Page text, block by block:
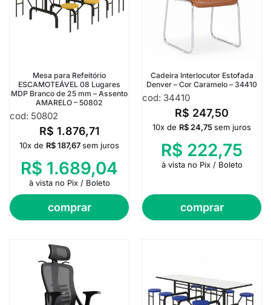
Mesa para Refeitório
ESCAMOTEÁVEL 08 Lugares
MDP Branco de 25 mm – Assento
AMARELO – 50802
cod: 50802
R$ 1.876,71
comprar
10x de R$187,67sem juros
R$ 1.689,04
à vista no Pix / Boleto
Cadeira Interlocutor Estofada
Denver – Cor Caramelo – 34410
cod: 34410
R$ 247,50
comprar
10x de R$ 24,75sem juros
R$ 222,75
à vista no Pix / Boleto